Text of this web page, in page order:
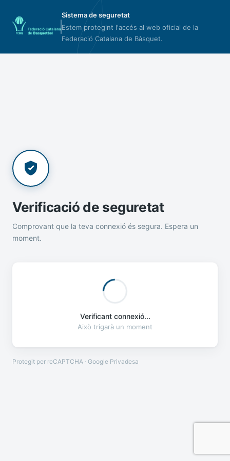
Sistema de seguretat
Estem protegint l'accés al web oficial de la
Federació Catalana de Bàsquet.
Verificació de seguretat
Comprovant que la teva connexió és segura. Espera un
moment.
Verificant connexió...
Això trigarà un moment
Protegit per reCAPTCHA · Google Privadesa